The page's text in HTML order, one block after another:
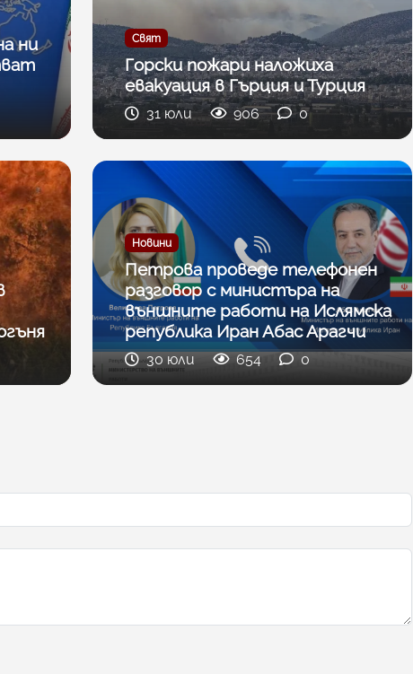
ни
Свят
Горски пожари наложиха
евакуация в Гърция и Турция
31 юли 906 0
Новини
Петрова проведе телефонен
разговор с министъра на
външните работи на Ислямска
република Иран Абас Арагчи
30 юли 654 0